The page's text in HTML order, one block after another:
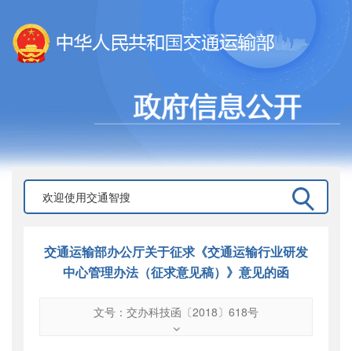
交通运输部办公厅关于征求《交通运输行业研发
中心管理办法（征求意见稿）》意见的函
文号：交办科技函〔2018〕618号
交办科技函〔2018〕618号